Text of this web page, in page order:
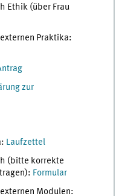
Ethik (über Frau
Praktika:
zur
Laufzettel
(bitte korrekte
Formular
Modulen: